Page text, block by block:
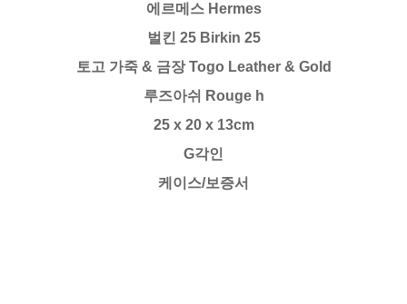
에르메스 Hermes
벌킨 25 Birkin 25
토고 가죽 & 금장 Togo Leather & Gold
루즈아쉬 Rouge h
25 x 20 x 13cm
G각인
케이스/보증서